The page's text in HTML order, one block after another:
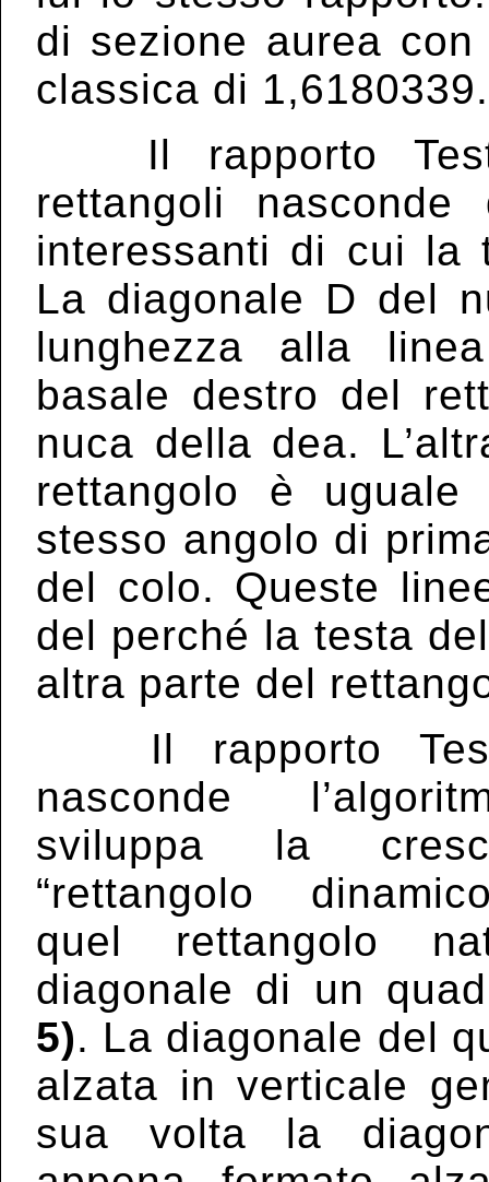
di sezione aurea
classica di
Il rapporto
rettangoli nasconde
interessanti di cui la
La diagonale D del
lunghezza alla
basale destro del
nuca della dea.
rettangolo è uguale
stesso angolo di
del colo. Queste
del perché la testa
altra parte del
Il rapporto
nasconde
sviluppa la
“rettangolo
quel rettangolo
diagonale di un
5). La diagonale del
alzata in verticale
sua volta la